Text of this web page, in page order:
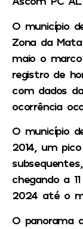
O município
Zona da
maio o
registro de
com dados
ocorrência
O município
2014, um
chegando a
2024 até o
O panorama